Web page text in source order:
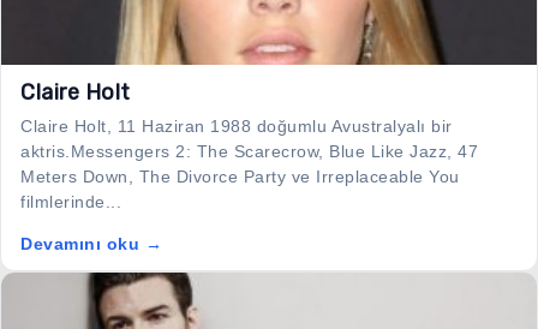
Claire Holt
Claire Holt, 11 Haziran 1988 doğumlu Avustralyalı bir
aktris.Messengers 2: The Scarecrow, Blue Like Jazz, 47
Meters Down, The Divorce Party ve Irreplaceable You
filmlerinde...
Devamını oku →